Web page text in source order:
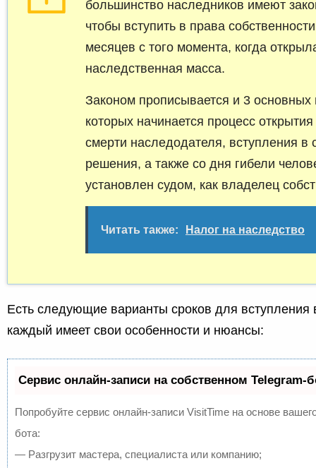
большинство наследников имеют
чтобы вступить в права
месяцев с того момента, когда
наследственная масса.
Законом прописывается и 3 основных
которых начинается процесс
смерти наследодателя, вступления в
решения, а также со дня гибели
установлен судом, как владелец
Читать также: Налог на наследство
Есть следующие варианты сроков для вступления
каждый имеет свои особенности и нюансы:
Сервис онлайн-записи на собственном Telegram-
Попробуйте сервис онлайн-записи VisitTime на основе
бота:
— Разгрузит мастера, специалиста или компанию;